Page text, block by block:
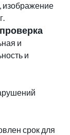
изображение
и
и
срок для